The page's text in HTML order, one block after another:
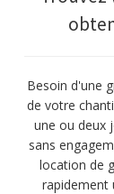
Besoin d'une
de votre
une ou deux
sans
location de
rapidement